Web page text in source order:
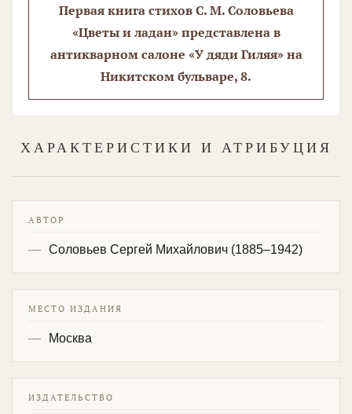
Первая книга стихов С. М. Соловьева
«Цветы и ладан» представлена в
антикварном салоне «У дяди Гиляя» на
Никитском бульваре, 8.
ХАРАКТЕРИСТИКИ И АТРИБУЦИЯ
АВТОР
Соловьев Сергей Михайлович (1885–1942)
МЕСТО ИЗДАНИЯ
Москва
ИЗДАТЕЛЬСТВО